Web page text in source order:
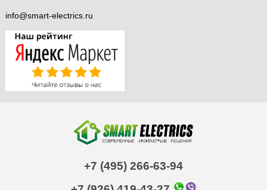
info@smart-electrics.ru
+7 (495) 266-63-94